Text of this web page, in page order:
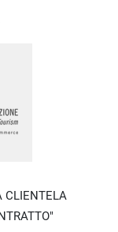
CLIENTELA